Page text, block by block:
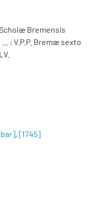
Bremensis
: V.P.P. Bremæ sexto
, [1745]